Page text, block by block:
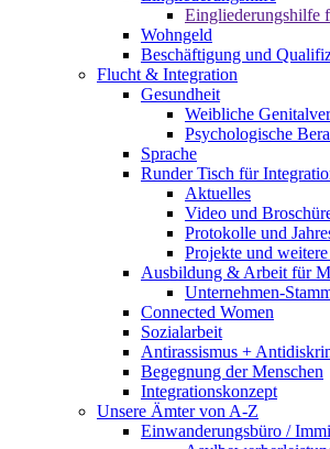
Eingliederungshilfe
Wohngeld
Beschäftigung und
Flucht & Integration
Gesundheit
Weibliche
Psychologische
Sprache
Runder Tisch für
Aktuelles
Video und
Protokolle und
Projekte und
Ausbildung & Arbeit für
Unternehmen-
Connected Women
Sozialarbeit
Antirassismus +
Begegnung der Menschen
Integrationskonzept
Unsere Ämter von A-Z
Einwanderungsbüro /